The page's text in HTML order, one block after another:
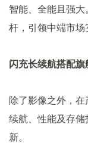
智能、全能且强
杆，引领中端市场
闪充长续航搭配
除了影像之外，
续航、性能及存储
新。